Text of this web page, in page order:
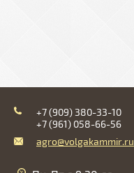
+7 (909) 380-33-10
+7 (961) 058-66-56
agro@volgakammir.ru